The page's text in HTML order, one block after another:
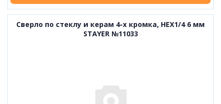
Сверло по стеклу и керам 4-х кромка, НЕХ1/4 6 мм
STAYER №11033